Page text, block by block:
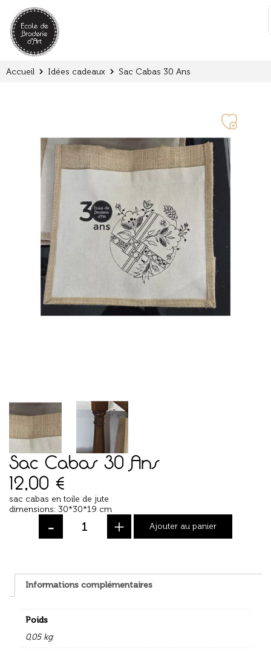
:
Accueil Idées cadeaux Sac Cabas 30 Ans
Sac Cabas 30 Ans
12,00 €
sac cabas en toile de jute
dimensions: 30*30*19 cm
- + Ajouter au panier
Informations complémentaires
Poids
0,05 kg
Panneau de gestion des cookies